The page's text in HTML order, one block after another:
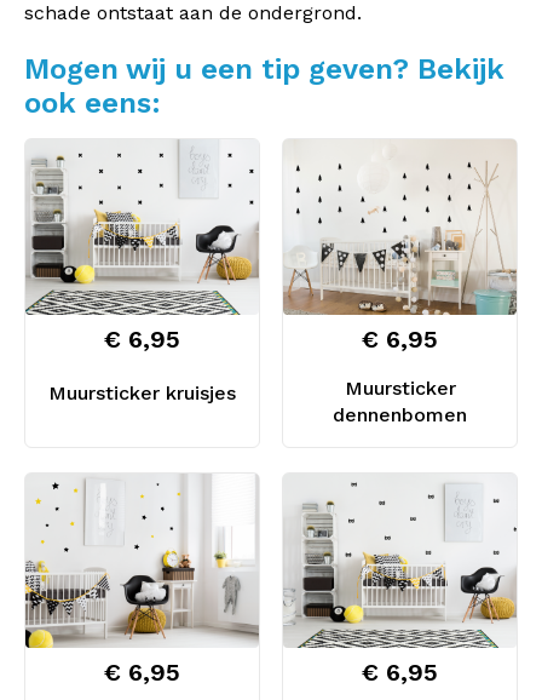
schade ontstaat aan de ondergrond.
Mogen wij u een tip geven? Bekijk
ook eens:
Muursticker kruisjes
€ 6,95
Muursticker
dennenbomen
€ 6,95
€ 6,95 € 6,95